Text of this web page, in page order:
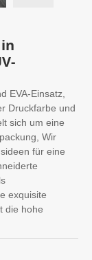
EVA-Einsatz,
Druckfarbe und
sich um eine
Wir
für eine
exquisite
die hohe